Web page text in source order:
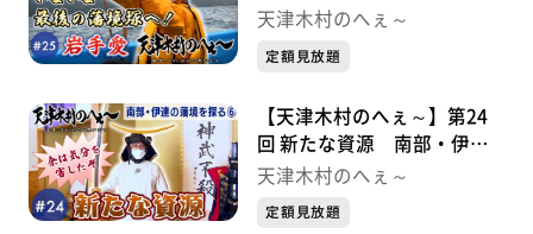
境を探る⑦
天津木村のへぇ～
定額見放題
【天津木村のへぇ～】第24
回 新たな資源 南部・伊達
の藩境を探る⑥
天津木村のへぇ～
定額見放題